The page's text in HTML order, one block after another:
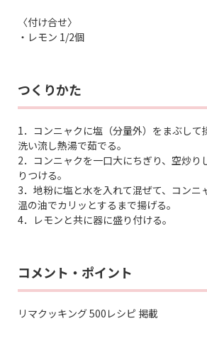
〈付け合せ〉
・レモン 1/2個
つくりかた
1．コンニャクに塩（分量外）をまぶして
洗い流し熱湯で茹でる。
2．コンニャクを一口大にちぎり、空炒り
りつける。
3．地粉に塩と水を入れて混ぜて、コンニ
温の油でカリッとするまで揚げる。
4．レモンと共に器に盛り付ける。
コメント・ポイント
リマクッキング 500レシピ 掲載